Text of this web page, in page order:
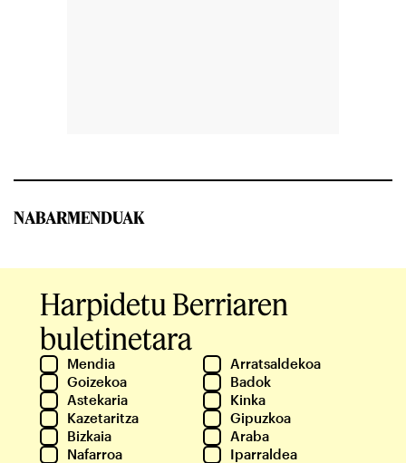
NABARMENDUAK
Harpidetu Berriaren
buletinetara
Mendia
Arratsaldekoa
Goizekoa
Badok
Astekaria
Kinka
Kazetaritza
Gipuzkoa
Bizkaia
Araba
Nafarroa
Iparraldea